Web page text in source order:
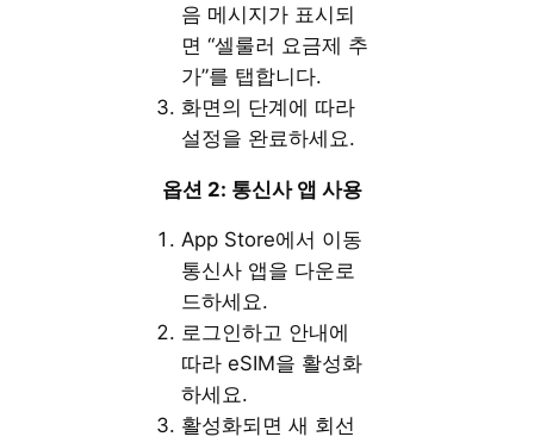
음 메시지가 표시되
면 “셀룰러 요금제 추
가”를 탭합니다.
화면의 단계에 따라
설정을 완료하세요.
옵션 2: 통신사 앱 사용
App Store에서 이동
통신사 앱을 다운로
드하세요.
로그인하고 안내에
따라 eSIM을 활성화
하세요.
활성화되면 새 회선